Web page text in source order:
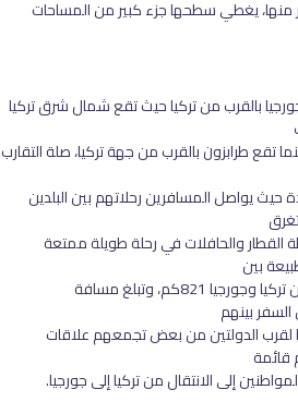
يغطي سطحها جزء كبير من المساحات
بالقرب من تركيا حيث تقع شمال شرق تركيا
تقع طرابزون بالقرب من جهة تركيا، صلة التقارب
حيث يواصل المسافرين رحلاتهم بين البلدين
والحافلات في رحلة طويلة ممتعة
بين
تركيا وجورجيا، تتراوح المسافة بين تركيا وجورجيا 821كم، وتبلغ مسافة
لقرب الدولتين من بعض تجمعهم علاقات
قائمة
إلى الانتقال من تركيا إلى جورجيا.